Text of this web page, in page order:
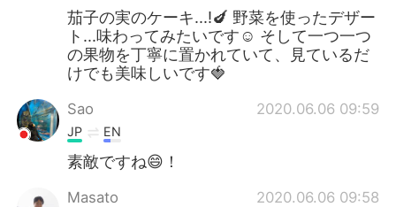
Português
茄子の実のケーキ...!🍆 野菜を使ったデザー
ト...味わってみたいです☺️ そして一つ一つ
の果物を丁寧に置かれていて、見ているだ
けでも美味しいです🍓
Sao 2020.06.06 09:59
JP EN
素敵ですね😄！
Masato 2020.06.06 09:58